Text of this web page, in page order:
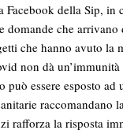
Facebook della Sip, in
domande che arrivano
che hanno avuto la
non dà un’immunità
può essere esposto ad
raccomandano
rafforza la risposta